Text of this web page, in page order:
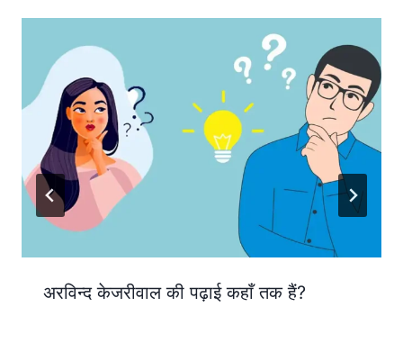
अरविन्द केजरीवाल की पढ़ाई कहाँ तक हैं?